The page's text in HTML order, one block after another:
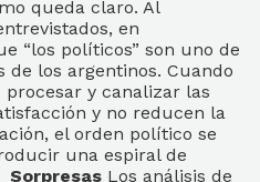
queda claro. Al
en
“los políticos” son uno de
los argentinos. Cuando
y canalizar las
y no reducen la
el orden político se
una espiral de
Sorpresas Los análisis de